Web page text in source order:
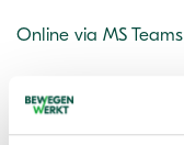
Online via MS Teams
Kosten